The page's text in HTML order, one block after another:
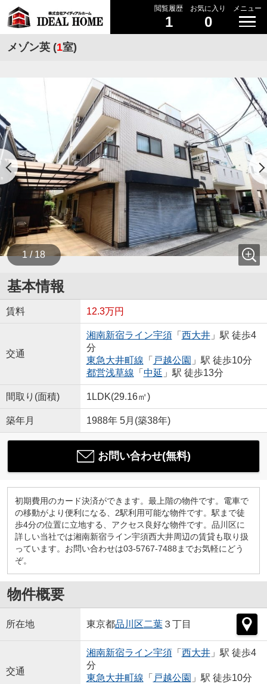
閲覧履歴
1
お気に入り
0
メニュー
メゾン英 (1室)
1 / 18
基本情報
賃料 12.3万円
交通
湘南新宿ライン宇須「 西大井」駅 徒歩4
分
東急大井町線 「 戸越公園 」駅 徒歩10分
都営浅草線 「 中延 」駅 徒歩13分
間取り(面積) 1LDK(29.16㎡)
築年月 1988年 5月(築38年)
お問い合わせ(無料)
初期費用のカード決済ができます。最上階の物件です。電車で
の移動がより便利になる、2駅利用可能な物件です。駅まで徒
歩4分の位置に立地する、アクセス良好な物件です。品川区に
詳しい当社では湘南新宿ライン宇須西大井周辺の賃貸も取り扱
っています。お問い合わせは03-5767-7488までお気軽にどう
ぞ。
物件概要
所在地 東京都品川区二葉３丁目
交通
湘南新宿ライン宇須「 西大井」駅 徒歩4
分
東急大井町線 「 戸越公園 」駅 徒歩10分